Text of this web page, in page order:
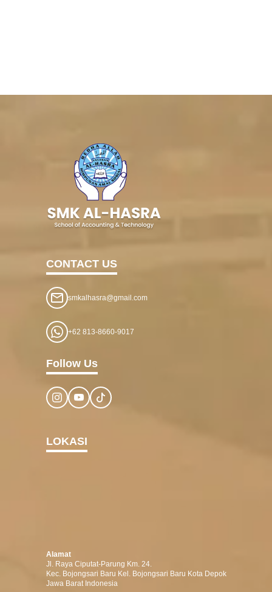
CONTACT US
smkalhasra@gmail.com
+62 813-8660-9017
Follow Us
LOKASI
Alamat
Jl. Raya Ciputat-Parung Km. 24.
Kec. Bojongsari Baru Kel. Bojongsari Baru Kota Depok
Jawa Barat Indonesia